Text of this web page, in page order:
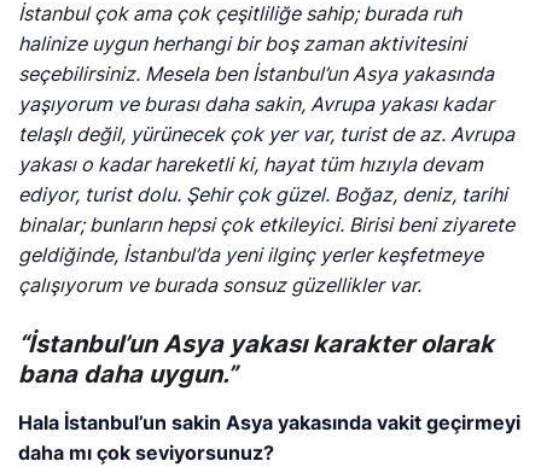
İstanbul çok ama çok çeşitliliğe sahip; burada ruh
halinize uygun herhangi bir boş zaman aktivitesini
seçebilirsiniz. Mesela ben İstanbul’un Asya yakasında
yaşıyorum ve burası daha sakin, Avrupa yakası kadar
telaşlı değil, yürünecek çok yer var, turist de az. Avrupa
yakası o kadar hareketli ki, hayat tüm hızıyla devam
ediyor, turist dolu. Şehir çok güzel. Boğaz, deniz, tarihi
binalar; bunların hepsi çok etkileyici. Birisi beni ziyarete
geldiğinde, İstanbul’da yeni ilginç yerler keşfetmeye
çalışıyorum ve burada sonsuz güzellikler var.
“İstanbul’un Asya yakası karakter olarak
bana daha uygun.”
Hala İstanbul’un sakin Asya yakasında vakit geçirmeyi
daha mı çok seviyorsunuz?